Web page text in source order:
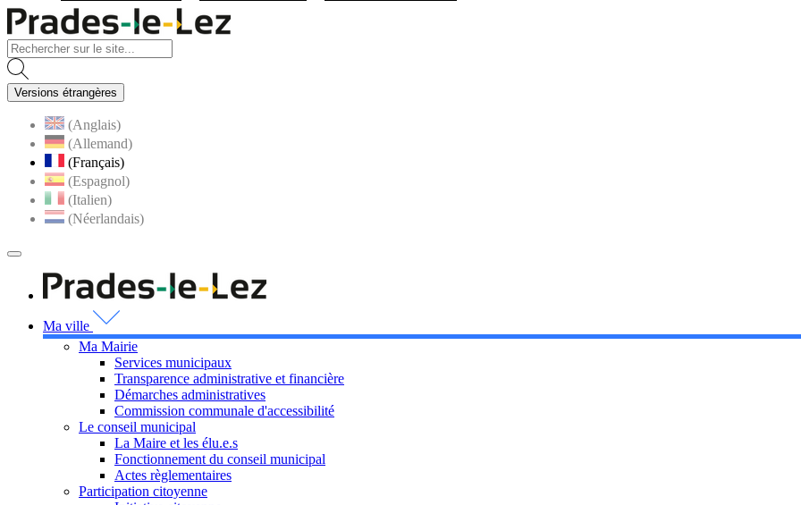
Versions étrangères
(Anglais)
(Allemand)
(Français)
(Espagnol)
(Italien)
(Néerlandais)
MENU
PRINCIPAL
Ma ville
Ma Mairie
Services municipaux
Transparence administrative et financière
Démarches administratives
Commission communale d'accessibilité
Le conseil municipal
La Maire et les élu.e.s
Fonctionnement du conseil municipal
Actes règlementaires
Participation citoyenne